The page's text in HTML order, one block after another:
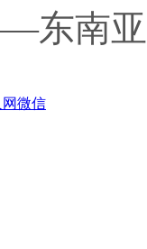
东南
微信